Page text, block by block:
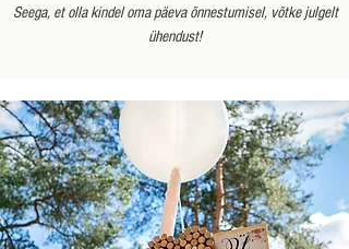
Seega, et olla kindel oma päeva õnnestumisel, võtke julgelt
ühendust!